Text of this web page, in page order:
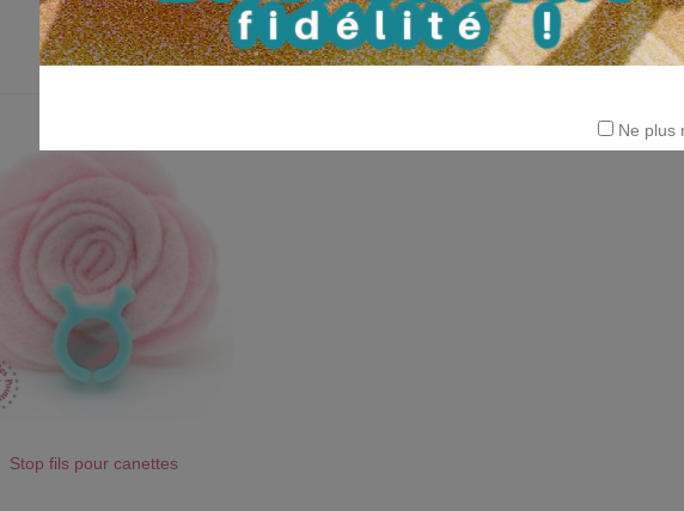
Rose
vif
Bleu
Roi
2,50 CHF
J'AIME !
Stop fils pour canettes
Ne plus